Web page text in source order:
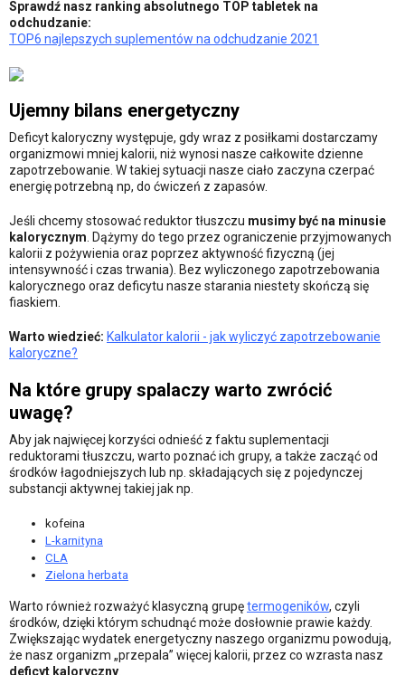
Sprawdź nasz ranking absolutnego TOP tabletek na
odchudzanie:
TOP6 najlepszych suplementów na odchudzanie 2021
Ujemny bilans energetyczny
Deficyt kaloryczny występuje, gdy wraz z posiłkami dostarczamy
organizmowi mniej kalorii, niż wynosi nasze całkowite dzienne
zapotrzebowanie. W takiej sytuacji nasze ciało zaczyna czerpać
energię potrzebną np, do ćwiczeń z zapasów.
Jeśli chcemy stosować reduktor tłuszczu musimy być na minusie
kalorycznym. Dążymy do tego przez ograniczenie przyjmowanych
kalorii z pożywienia oraz poprzez aktywność fizyczną (jej
intensywność i czas trwania). Bez wyliczonego zapotrzebowania
kalorycznego oraz deficytu nasze starania niestety skończą się
fiaskiem.
Warto wiedzieć: Kalkulator kalorii - jak wyliczyć zapotrzebowanie
kaloryczne?
Na które grupy spalaczy warto zwrócić
uwagę?
Aby jak najwięcej korzyści odnieść z faktu suplementacji
reduktorami tłuszczu, warto poznać ich grupy, a także zacząć od
środków łagodniejszych lub np. składających się z pojedynczej
substancji aktywnej takiej jak np.
kofeina
L-karnityna
CLA
Zielona herbata
Warto również rozważyć klasyczną grupętermogeników, czyli
środków, dzięki którym schudnąć może dosłownie prawie każdy.
Zwiększając wydatek energetyczny naszego organizmu powodują,
że nasz organizm „przepala” więcej kalorii, przez co wzrasta nasz
deficyt kaloryczny